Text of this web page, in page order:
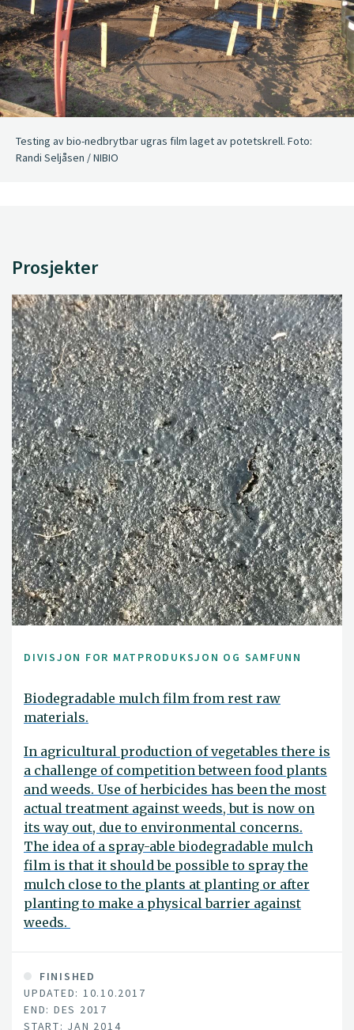
Testing av bio-nedbrytbar ugras film laget av potetskrell. Foto:
Randi Seljåsen / NIBIO
Prosjekter
DIVISJON FOR MATPRODUKSJON OG SAMFUNN
Biodegradable mulch film from rest raw
materials.
In agricultural production of vegetables there is
a challenge of competition between food plants
and weeds. Use of herbicides has been the most
actual treatment against weeds, but is now on
its way out, due to environmental concerns.
The idea of a spray-able biodegradable mulch
film is that it should be possible to spray the
mulch close to the plants at planting or after
planting to make a physical barrier against
weeds.
FINISHED
UPDATED: 10.10.2017
END: DES 2017
START: JAN 2014